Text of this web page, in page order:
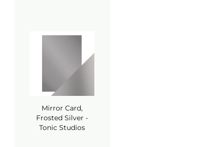
Mirror Card,
Frosted Silver -
Tonic Studios